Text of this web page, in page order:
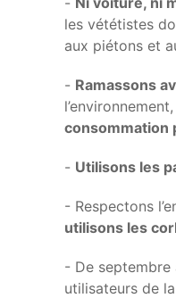
les vététistes
aux piétons et
- Ramassons
consommation
- Utilisons les
- Respectons
utilisons les
- De septembre
utilisateurs de